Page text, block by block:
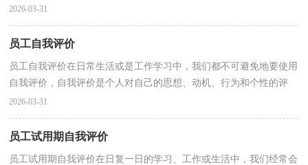
才简练、明确呢？以下是小编为大家整理的最新个人...
2026-03-31
员工自我评价
员工自我评价在日常生活或是工作学习中，我们都不可避免地要使用
自我评价，自我评价是个人对自己的思想、动机、行为和个性的评
价。如何写自我评价呢？以下是小编为大家收集的员工...
2026-03-31
员工试用期自我评价
员工试用期自我评价在日复一日的学习、工作或生活中，我们经常会